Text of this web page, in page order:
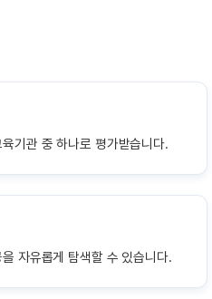
기관 중 하나로 평가받습니다.
자유롭게 탐색할 수 있습니다.